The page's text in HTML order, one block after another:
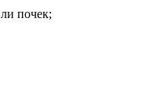
почек;